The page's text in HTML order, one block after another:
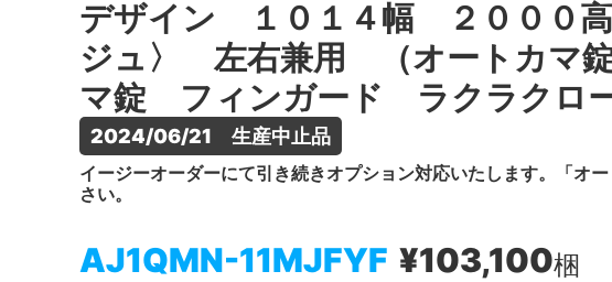
デザイン １０１４幅 ２０００
ジュ〉 左右兼用 （オートカマ錠
マ錠 フィンガード ラクラクロ
2024/06/21　生産中止品
イージーオーダーにて引き続きオプション対応いたします。「オ
さい。
AJ1QMN-11MJFYF ¥103,100梱